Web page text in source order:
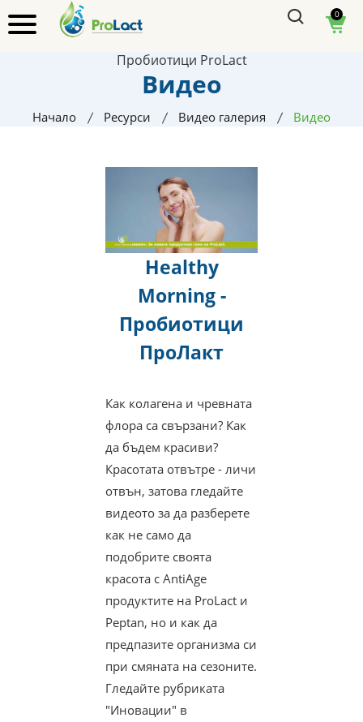
0
Пробиотици ProLact
Видео
Начало Ресурси Видео галерия Видео
Healthy
Morning -
Пробиотици
ПроЛакт
Как колагена и чревната
флора са свързани? Как
да бъдем красиви?
Красотата отвътре - личи
отвън, затова гледайте
видеото за да разберете
как не само да
подобрите своята
красота с AntiAge
продуктите на ProLact и
Peptan, но и как да
предпазите организма си
при смяната на сезоните.
Гледайте рубриката
"Иновации" в